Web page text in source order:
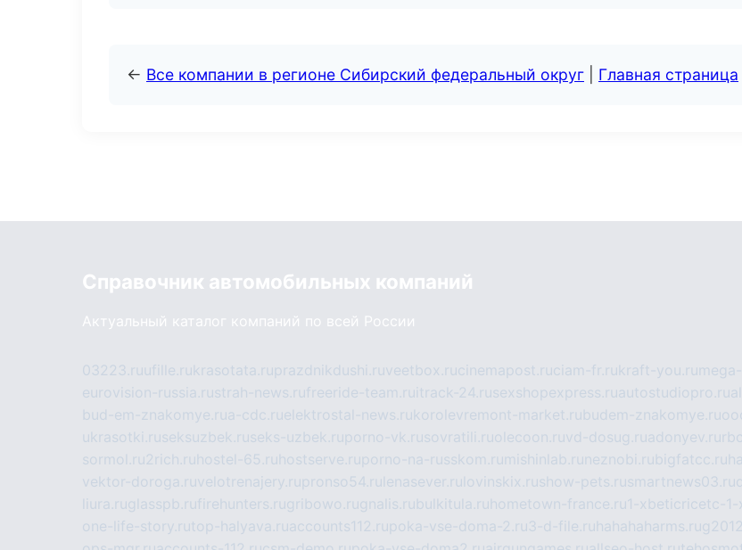
← Все компании в регионе Сибирский федеральный округ Главная страница
Справочник автомобильных компаний
Актуальный каталог компаний по всей России
03223.ruufille.rukrasotata.ruprazdnikdushi.ruveetbox.rucinemapost.ruciam-fr.rukraft-you.ru
eurovision-russia.rustrah-news.rufreeride-team.ru itrack-24.rusexshopexpress.ruautostudiopro.ru
bud-em-znakomye.rua-cdc.ruelektrostal-news.rukorolevremont-market.rubudem-znakomye.ru
ukrasotki.ruseksuzbek.ruseks-uzbek.ruporno-vk.rusovratili.ruolecoon.ruvd-dosug.ruadonyev.ru
sormol.ru2rich.ru hostel-65.ru hostserve.ruporno-na-russkom.ru mishinlab.ru neznobi.rubigfatcc.ru
vektor-doroga.ruvelotrenajery.rupronso54.ru lenasever.ru lovinskix.rushow-pets.rusmartnews03.ru
liura.ruglasspb.rufirehunters.rugribowo.rugnalis.rubulkitula.ru hometown-france.ru1-xbeticricetc-
one-life-story.rutop-halyava.ruaccounts112.rupoka-vse-doma-2.ru3-d-file.ru hahahaharms.ru